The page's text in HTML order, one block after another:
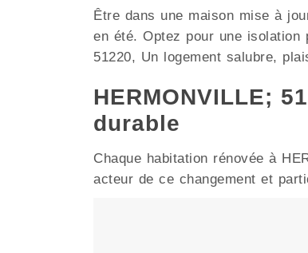
Être dans une maison mise à
en été. Optez pour une isolation
51220, Un logement salubre,
HERMONVILLE;
durable
Chaque habitation rénovée à
acteur de ce changement et